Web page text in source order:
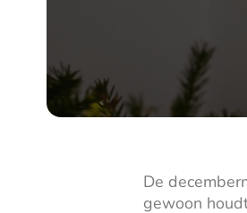
De
gewoon